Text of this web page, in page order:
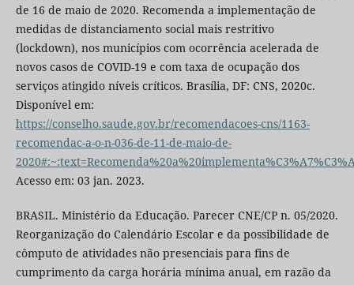
de 16 de maio de 2020. Recomenda a implementação de
medidas de distanciamento social mais restritivo
(lockdown), nos municípios com ocorrência acelerada de
novos casos de COVID-19 e com taxa de ocupação dos
serviços atingido níveis críticos. Brasília, DF: CNS, 2020c.
Disponível em:
https://conselho.saude.gov.br/recomendacoes-cns/1163-
recomendac-a-o-n-036-de-11-de-maio-de-
Acesso em: 03 jan. 2023.
BRASIL. Ministério da Educação. Parecer CNE/CP n. 05/2020.
Reorganização do Calendário Escolar e da possibilidade de
cômputo de atividades não presenciais para fins de
cumprimento da carga horária mínima anual, em razão da